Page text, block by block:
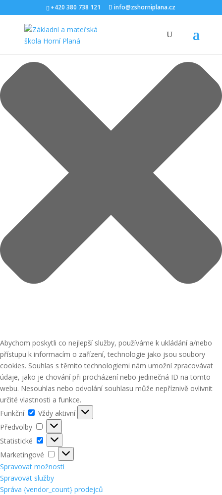
Spravovat Souhlas s cookies
Abychom poskytli co nejlepší služby, používáme k ukládání a/nebo
přístupu k informacím o zařízení, technologie jako jsou soubory
cookies. Souhlas s těmito technologiemi nám umožní zpracovávat
údaje, jako je chování při procházení nebo jedinečná ID na tomto
webu. Nesouhlas nebo odvolání souhlasu může nepříznivě ovlivnit
určité vlastnosti a funkce.
Funkční
Funkční
Vždy aktivní
Předvolby
Předvolby
Statistické
Statistické
Marketingové
Marketingové
Spravovat možnosti
Spravovat služby
Správa {vendor_count} prodejců
+420 380 738 121 info@zshorniplana.cz